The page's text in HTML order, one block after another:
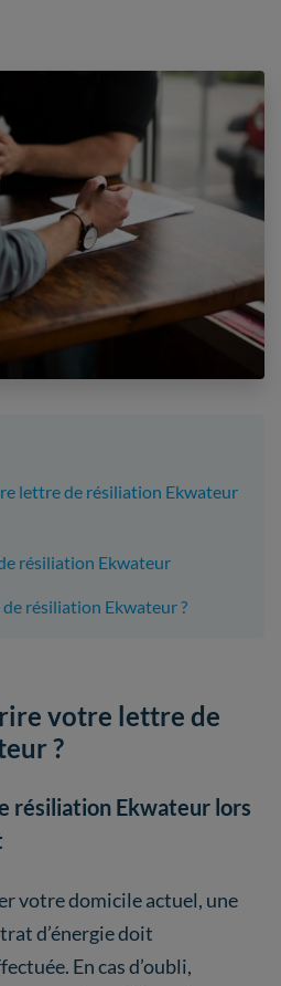
lettre de résiliation Ekwateur
résiliation Ekwateur
résiliation Ekwateur ?
votre lettre de
?
résiliation Ekwateur lors
votre domicile actuel, une
d’énergie doit
En cas d’oubli,